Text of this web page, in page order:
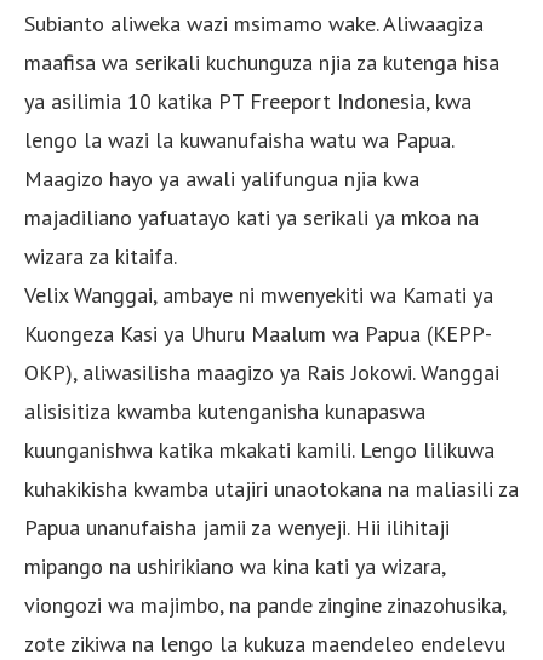
Subianto aliweka wazi msimamo wake. Aliwaagiza
maafisa wa serikali kuchunguza njia za kutenga hisa
ya asilimia 10 katika PT Freeport Indonesia, kwa
lengo la wazi la kuwanufaisha watu wa Papua.
Maagizo hayo ya awali yalifungua njia kwa
majadiliano yafuatayo kati ya serikali ya mkoa na
wizara za kitaifa.
Velix Wanggai, ambaye ni mwenyekiti wa Kamati ya
Kuongeza Kasi ya Uhuru Maalum wa Papua (KEPP-
OKP), aliwasilisha maagizo ya Rais Jokowi. Wanggai
alisisitiza kwamba kutenganisha kunapaswa
kuunganishwa katika mkakati kamili. Lengo lilikuwa
kuhakikisha kwamba utajiri unaotokana na maliasili za
Papua unanufaisha jamii za wenyeji. Hii ilihitaji
mipango na ushirikiano wa kina kati ya wizara,
viongozi wa majimbo, na pande zingine zinazohusika,
zote zikiwa na lengo la kukuza maendeleo endelevu